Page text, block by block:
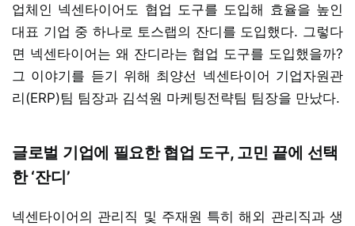
업체인 넥센타이어도 협업 도구를 도입해 효율을 높인
대표 기업 중 하나로 토스랩의 잔디를 도입했다. 그렇다
면 넥센타이어는 왜 잔디라는 협업 도구를 도입했을까?
그 이야기를 듣기 위해 최양선 넥센타이어 기업자원관
리(ERP)팀 팀장과 김석원 마케팅전략팀 팀장을 만났다.
글로벌 기업에 필요한 협업 도구, 고민 끝에 선택
한 ‘잔디’
넥센타이어의 관리직 및 주재원 특히 해외 관리직과 생